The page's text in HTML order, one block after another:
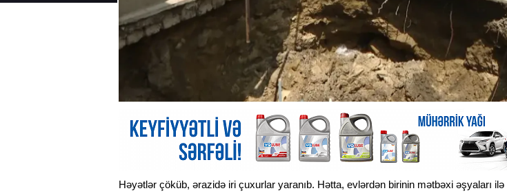
Həyətlər çöküb, ərazidə iri çuxurlar yaranıb. Hətta, evlərdən birinin mətbəxi əşyaları